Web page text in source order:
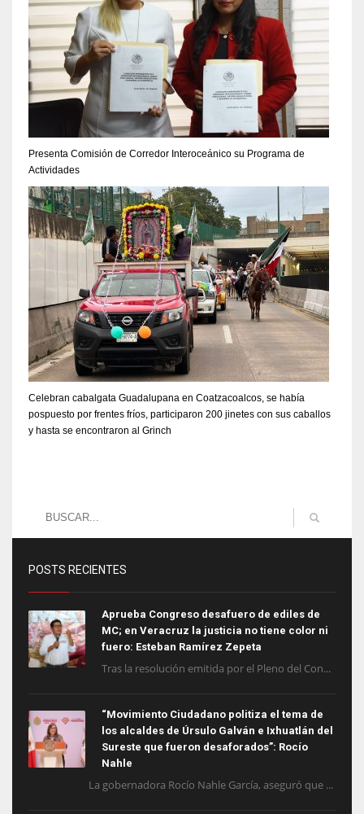
Presenta Comisión de Corredor Interoceánico su Programa de
Actividades
Celebran cabalgata Guadalupana en Coatzacoalcos, se había
pospuesto por frentes fríos, participaron 200 jinetes con sus caballos
y hasta se encontraron al Grinch
POSTS RECIENTES
Aprueba Congreso desafuero de ediles de
MC; en Veracruz la justicia no tiene color ni
fuero: Esteban Ramírez Zepeta
Tras la resolución emitida por el Pleno del Con...
“Movimiento Ciudadano politiza el tema de
los alcaldes de Úrsulo Galván e Ixhuatlán del
Sureste que fueron desaforados”: Rocío
Nahle
La gobernadora Rocío Nahle García, aseguró que ...